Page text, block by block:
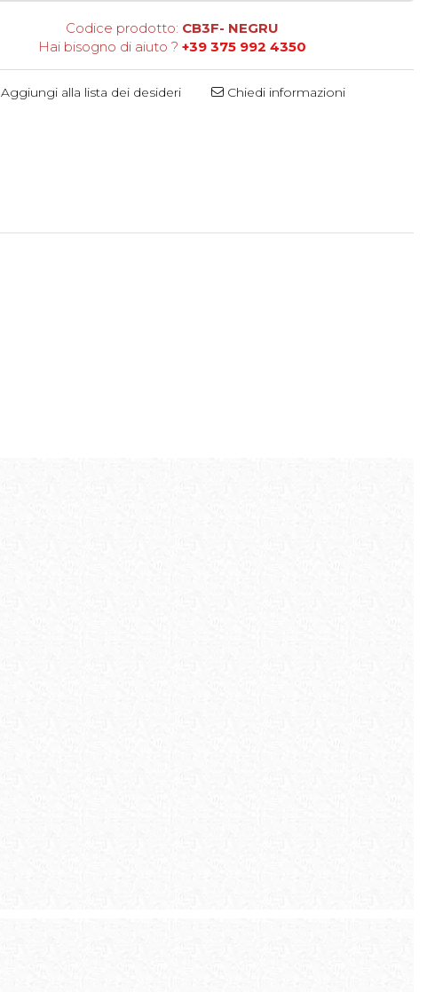
Codice prodotto: CB3F- NEGRU
Hai bisogno di aiuto ? +39 375 992 4350
Aggiungi alla lista dei desideri Chiedi informazioni